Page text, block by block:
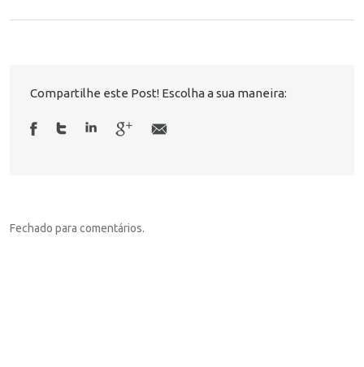
Compartilhe este Post! Escolha a sua maneira:
Fechado para comentários.